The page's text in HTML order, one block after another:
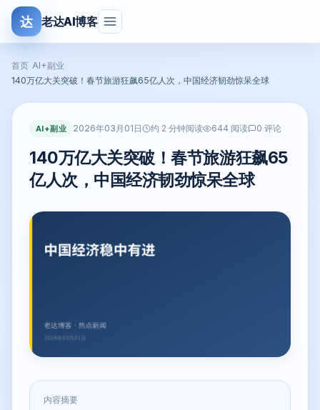
达 老达AI博客
首页 AI+副业
140万亿大关突破！春节旅游狂飙65亿人次，中国经济韧劲惊呆全球
AI+副业 2026年03月01日 约 2 分钟阅读 644 阅读 0 评论
140万亿大关突破！春节旅游狂飙65
亿人次，中国经济韧劲惊呆全球
内容摘要